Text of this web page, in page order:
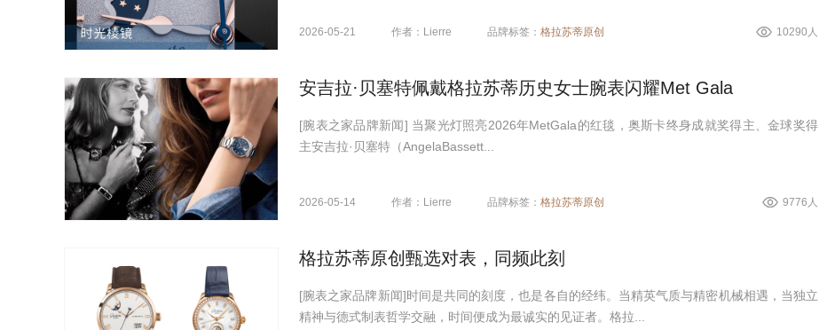
2026-05-21 作者：Lierre 品牌标签： 格拉苏蒂原创 10290人
安吉拉·贝塞特佩戴格拉苏蒂历史女士腕表闪耀Met Gala
[腕表之家品牌新闻] 当聚光灯照亮2026年MetGala的红毯，奥斯卡终身成就奖得主、金球奖得
主安吉拉·贝塞特（AngelaBassett...
2026-05-14 作者：Lierre 品牌标签： 格拉苏蒂原创 9776人
格拉苏蒂原创甄选对表，同频此刻
[腕表之家品牌新闻]时间是共同的刻度，也是各自的经纬。当精英气质与精密机械相遇，当独立
精神与德式制表哲学交融，时间便成为最诚实的见证者。格拉...